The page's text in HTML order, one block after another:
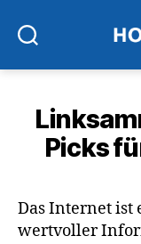
Picks
Das Internet ist
wertvoller